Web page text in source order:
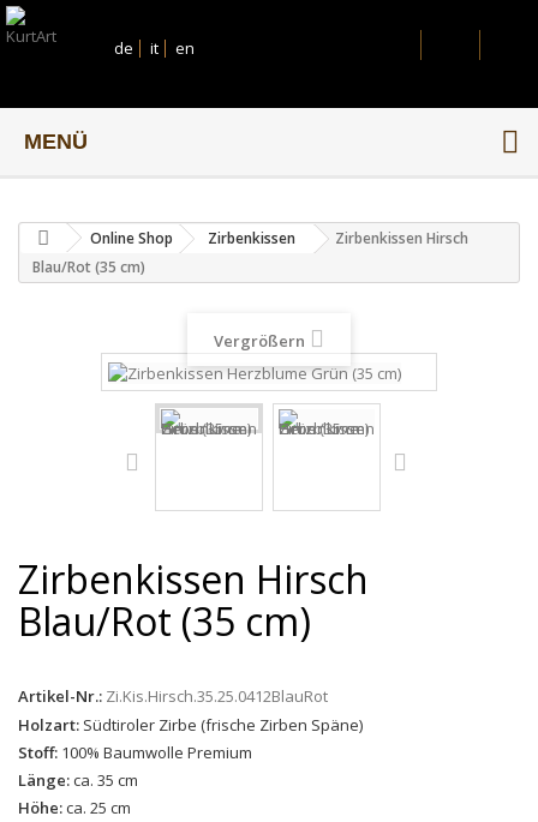
de it en
MENÜ
Online Shop Zirbenkissen
Zirbenkissen Hirsch
Blau/Rot (35 cm)
Vergrößern
Zirbenkissen Hirsch
Blau/Rot (35 cm)
Artikel-Nr.: Zi.Kis.Hirsch.35.25.0412BlauRot
Holzart: Südtiroler Zirbe (frische Zirben Späne)
Stoff: 100% Baumwolle Premium
Länge:ca. 35 cm
Höhe:ca. 25 cm